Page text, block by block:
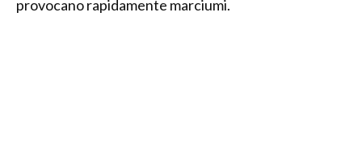
provocano rapidamente marciumi.